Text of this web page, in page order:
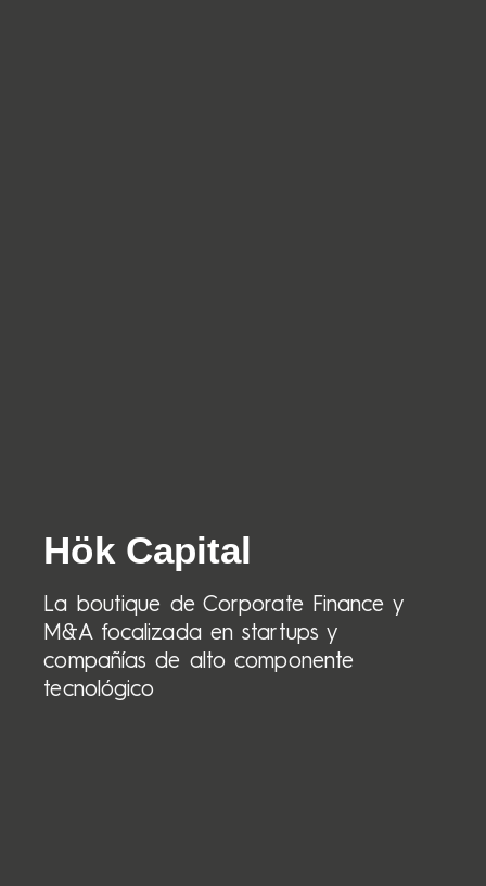
Hök Capital
La boutique de Corporate Finance y
M&A focalizada en startups y
compañías de alto componente
tecnológico